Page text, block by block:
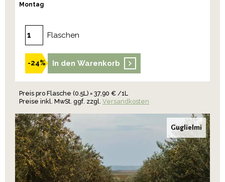
Montag
Flaschen
-24% In den Warenkorb
Preis pro Flasche (0.5L) = 37,90 € /1L
Preise inkl. MwSt. ggf. zzgl. Versandkosten
Guglielmi